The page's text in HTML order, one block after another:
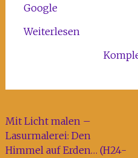
Google
Weiterlesen
Beitragsnavigation
Mit Licht malen –
Lasurmalerei: Den
Himmel auf Erden… (H24-